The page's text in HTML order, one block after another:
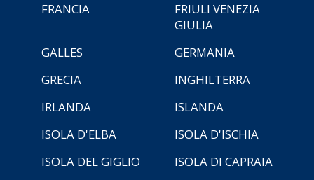
FRANCIA
FRIULI VENEZIA
GIULIA
GALLES
GERMANIA
GRECIA
INGHILTERRA
IRLANDA
ISLANDA
ISOLA D'ELBA
ISOLA D'ISCHIA
ISOLA DEL GIGLIO
ISOLA DI CAPRAIA